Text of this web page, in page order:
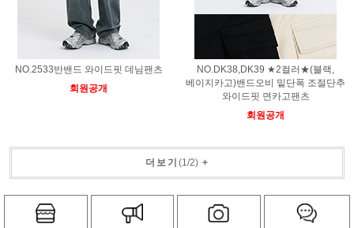
NO.2533반밴드 와이드핏 데님팬츠
회원공개
NO.DK38,DK39 ★2컬러★(블랙,
베이지카고)밴드오비 밑단폭 조절단추
와이드핏 면카고팬츠
회원공개
더보기 (1/2)+